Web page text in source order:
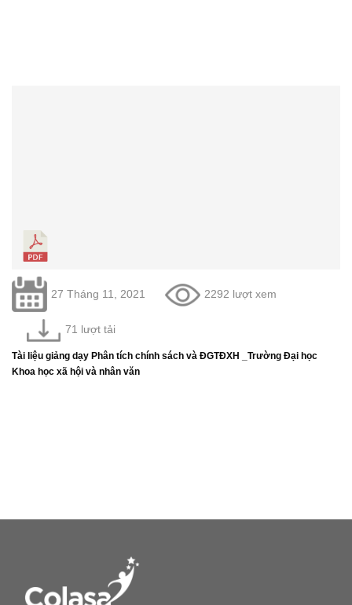
27 Tháng 11, 2021 2292 lượt xem
71 lượt tải
Tài liệu giảng dạy Phân tích chính sách và ĐGTĐXH _Trường Đại học
Khoa học xã hội và nhân văn